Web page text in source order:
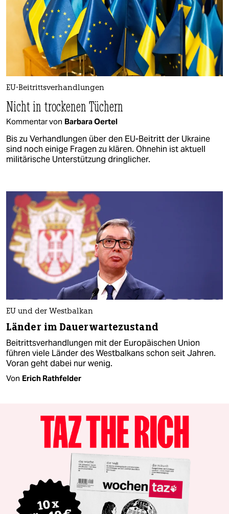
EU-Beitrittsverhandlungen
Nicht in trockenen Tüchern
Kommentar von Barbara Oertel
Bis zu Verhandlungen über den EU-Beitritt der Ukraine
sind noch einige Fragen zu klären. Ohnehin ist aktuell
militärische Unterstützung dringlicher.
EU und der Westbalkan
Länder im Dauerwartezustand
Beitrittsverhandlungen mit der Europäischen Union
führen viele Länder des Westbalkans schon seit Jahren.
Voran geht dabei nur wenig.
Von Erich Rathfelder